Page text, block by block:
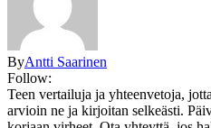
ByAntti Saarinen
Follow:
Teen vertailuja ja yhteenvetoja,
arvioin ne ja kirjoitan selkeästi.